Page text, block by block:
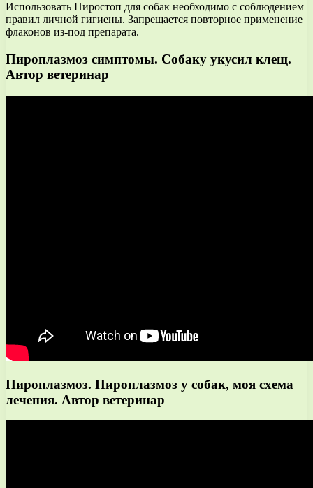
Использовать Пиростоп для собак необходимо с соблюдением
правил личной гигиены. Запрещается повторное применение
флаконов из-под препарата.
Пироплазмоз симптомы. Собаку укусил клещ.
Автор ветеринар
Пироплазмоз. Пироплазмоз у собак, моя схема
лечения. Автор ветеринар